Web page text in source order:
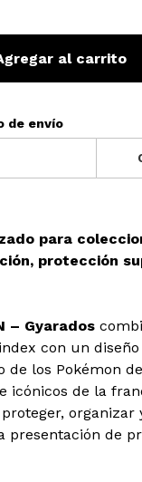
al carrito
de envío
para
protección
– Gyarados
con un
de los Pokémon
icónicos de la
organizar
presentación de